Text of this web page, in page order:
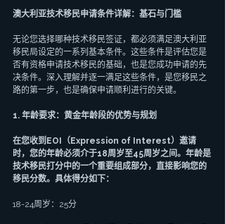
澳大利亚技术移民申请条件详解：基石与门槛
无论您选择哪种技术移民签证，都必须满足澳大利亚
移民局设定的一系列基本条件。这些条件是评估您是
否有资格申请技术移民的基础，也是您成功申请的先
决条件。深入理解并逐一满足这些条件，是您移民之
路的第一步，也是确保申请顺利进行的关键。
1. 年龄要求：黄金年龄段的优势与规划
在您收到EOI（Expression of Interest）邀请
时，您的年龄必须介于18周岁至45周岁之间。年龄是
技术移民打分中的一个重要组成部分，直接影响您的
移民分数。具体得分如下：
18-24周岁：25分